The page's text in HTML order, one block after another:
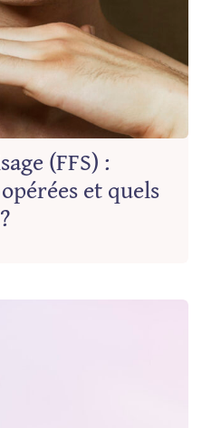
(FFS) :
et quels